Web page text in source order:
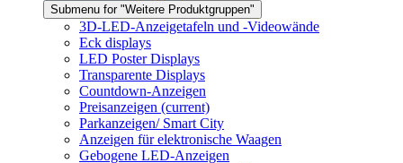
Submenu for "Weitere Produktgruppen"
3D-LED-Anzeigetafeln und -Videowände
Eck displays
LED Poster Displays
Transparente Displays
Countdown-Anzeigen
Preisanzeigen (current)
Parkanzeigen/ Smart City
Anzeigen für elektronische Waagen
Gebogene LED-Anzeigen